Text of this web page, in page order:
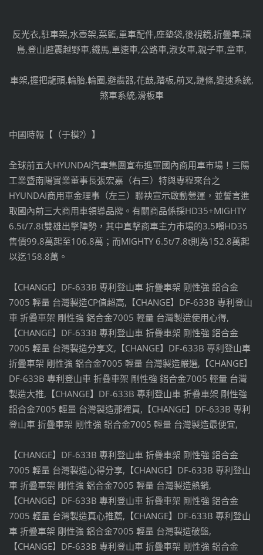
反光衣,駐車架,水壺架,菜籃,單車配件,座墊袋,後視鏡,折疊車,環
島,登山避震越野車,鐵馬,單速車,公路車,淑女車,親子車,童車,
車架,握把龍頭,輪胎,輪圈,避震器,花鼓,踏板,前叉,鏈條,變速系統,
煞車系統,滑板車
中國時報【（于模?）】
全球前五大HYUNDAI汽車集團宣布進軍國內商用車市場！三陽
工業暨南陽實業董事長張宏嘉（右三）特與專程來台之
HYUNDAI商用車金理事（左三）聯袂宣示啟動營運，並誓言進
取國內前三大商用車領導品牌。有關商品係採HD35+MIGHTY
6.5t/7.8t雙雄出擊陣勢，其中直擊商車主力市場的3.5噸HD35
售價99.8萬起至106.8萬；而MIGHTY 6.5t/7.8t則為152.8萬起
以迄158.8萬。
【CHANGE】DF-633B 專利登山車 折疊車架 剛性強 鋁合金
7005 輕量 台灣製造CP值超高,【CHANGE】DF-633B 專利登山
車 折疊車架 剛性強 鋁合金7005 輕量 台灣製造使用心得,
【CHANGE】DF-633B 專利登山車 折疊車架 剛性強 鋁合金
7005 輕量 台灣製造分享文,【CHANGE】DF-633B 專利登山車
折疊車架 剛性強 鋁合金7005 輕量 台灣製造嚴選,【CHANGE】
DF-633B 專利登山車 折疊車架 剛性強 鋁合金7005 輕量 台灣
製造大推,【CHANGE】DF-633B 專利登山車 折疊車架 剛性強
鋁合金7005 輕量 台灣製造那裡買,【CHANGE】DF-633B 專利
登山車 折疊車架 剛性強 鋁合金7005 輕量 台灣製造最便宜,
【CHANGE】DF-633B 專利登山車 折疊車架 剛性強 鋁合金
7005 輕量 台灣製造心得分享,【CHANGE】DF-633B 專利登山
車 折疊車架 剛性強 鋁合金7005 輕量 台灣製造熱銷,
【CHANGE】DF-633B 專利登山車 折疊車架 剛性強 鋁合金
7005 輕量 台灣製造真心推薦,【CHANGE】DF-633B 專利登山
車 折疊車架 剛性強 鋁合金7005 輕量 台灣製造破盤,
【CHANGE】DF-633B 專利登山車 折疊車架 剛性強 鋁合金